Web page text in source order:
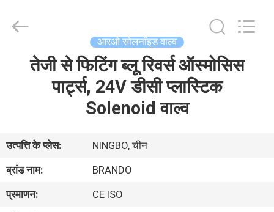
हमारे
बारे
में
आरओ सोलनॉइड वाल्व
तेजी से फिटिंग ब्लू रिवर्स ऑस्मोसिस
पार्ट्स, 24V डीसी प्लास्टिक
Solenoid वाल्व
उत्पत्ति के प्लेस:
NINGBO, चीन
ब्रांड नाम:
BRANDO
प्रमाणन:
CE ISO